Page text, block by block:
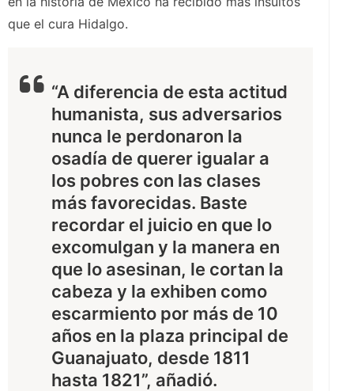
que el cura Hidalgo.
“A diferencia de esta actitud
humanista, sus adversarios
nunca le perdonaron la
osadía de querer igualar a
los pobres con las clases
más favorecidas. Baste
recordar el juicio en que lo
excomulgan y la manera en
que lo asesinan, le cortan la
cabeza y la exhiben como
escarmiento por más de 10
años en la plaza principal de
Guanajuato, desde 1811
hasta 1821”, añadió.